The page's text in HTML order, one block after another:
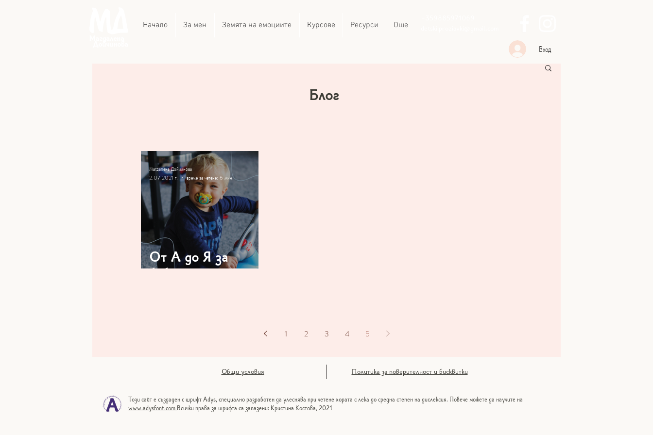
Начало За мен Земята на емоциите Курсове Ресурси Още
Вход
От А до Я за
бибероните
Магдалена Дойчинова
2.07.2021 г.
време за четене: 6 мин.
1 2 3 4 5
Блог
Общи условия Политика за поверителност и бисквитки
Този сайт е създаден с шрифт Adys, специално разработен да улеснява при четене хората с лека до средна степен на дислексия. Повече можете да научите на
www.adysfont.com Всички права за шрифта са запазени: Кристина Костова, 2021